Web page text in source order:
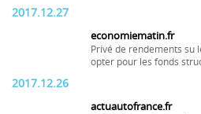
2017.12.27
economiematin.fr
Privé de rendements su
opter pour les fonds
2017.12.26
actuautofrance.fr